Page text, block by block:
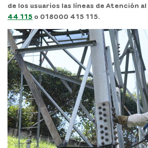
de los usuarios las líneas de Atención
44 115 o 018000 415 115.